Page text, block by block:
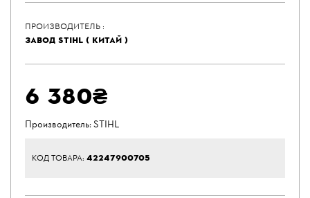
ПРОИЗВОДИТЕЛЬ :
ЗАВОД STIHL ( КИТАЙ )
6 380₴
Производитель:STIHL
КОД ТОВАРА: 42247900705